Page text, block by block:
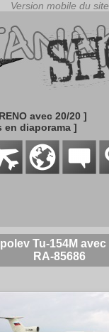
avec 20/20 ]
en diaporama ]
Tu-154M
RA-85686